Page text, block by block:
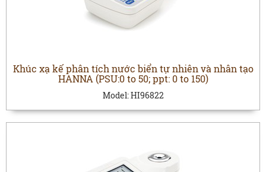
Khúc xạ kế phân tích nước biển tự nhiên và nhân tạo
HANNA (PSU:0 to 50; ppt: 0 to 150)
Model:HI96822